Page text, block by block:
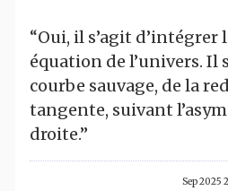
“Oui, il s’agit d’intégrer
équation de l’univers. Il
courbe sauvage, de la
tangente, suivant
droite.”
29